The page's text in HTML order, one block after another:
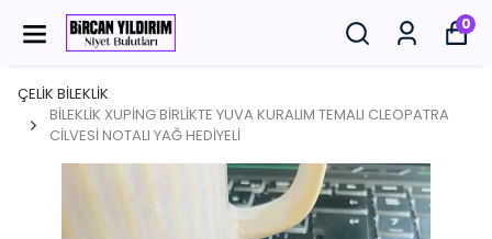
0
ÇELİK BİLEKLİK
BİLEKLİK XUPİNG BİRLİKTE YUVA KURALIM TEMALI CLEOPATRA
CİLVESİ NOTALI YAĞ HEDİYELİ